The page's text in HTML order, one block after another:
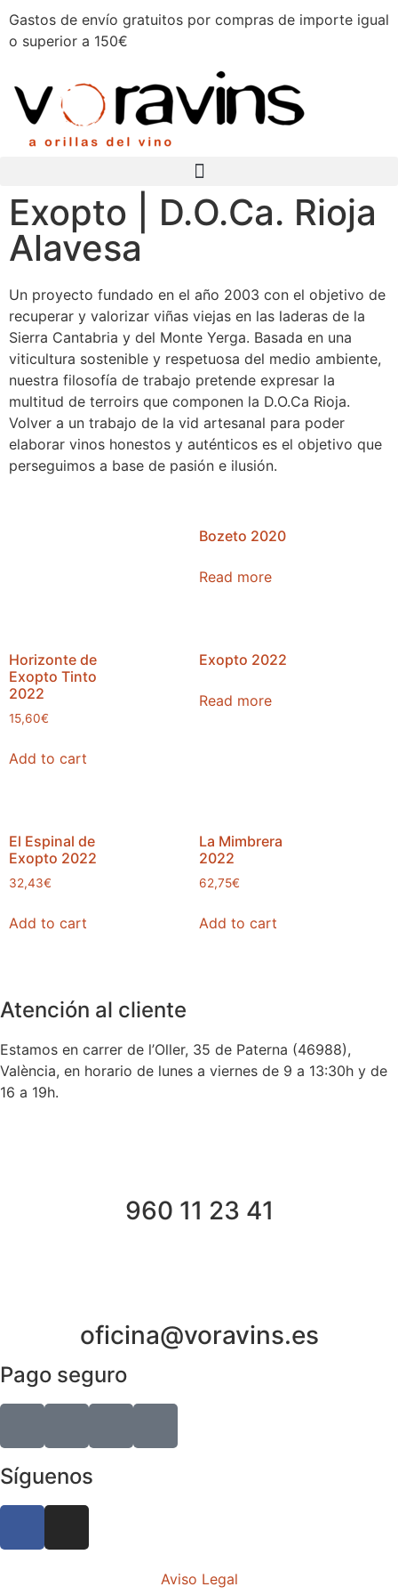
Gastos de envío gratuitos por compras de importe igual
o superior a 150€
Exopto | D.O.Ca. Rioja
Alavesa
Un proyecto fundado en el año 2003 con el objetivo de
recuperar y valorizar viñas viejas en las laderas de la
Sierra Cantabria y del Monte Yerga. Basada en una
viticultura sostenible y respetuosa del medio ambiente,
nuestra filosofía de trabajo pretende expresar la
multitud de terroirs que componen la D.O.Ca Rioja.
Volver a un trabajo de la vid artesanal para poder
elaborar vinos honestos y auténticos es el objetivo que
perseguimos a base de pasión e ilusión.
Bozeto 2020
Read more
Horizonte de
Exopto Tinto
2022
15,60€
Add to cart
Exopto 2022
Read more
El Espinal de
Exopto 2022
32,43€
Add to cart
La Mimbrera
2022
62,75€
Add to cart
Atención al cliente
Estamos en carrer de l’Oller, 35 de Paterna (46988),
València, en horario de lunes a viernes de 9 a 13:30h y de
16 a 19h.
960 11 23 41
oficina@voravins.es
Pago seguro
Síguenos
Aviso Legal